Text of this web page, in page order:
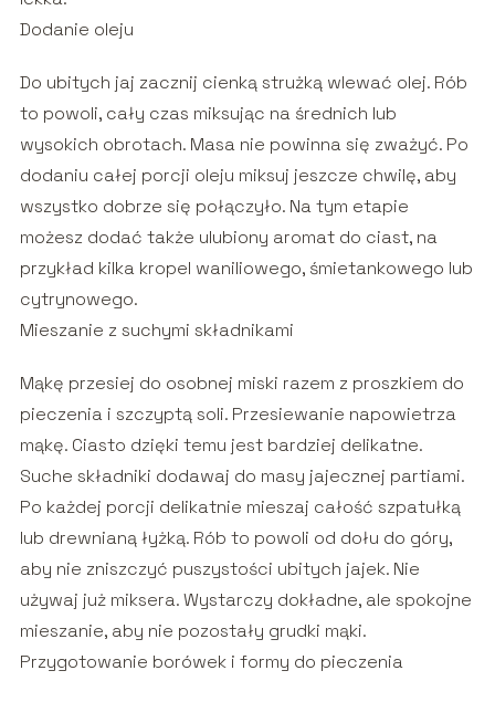
Dodanie oleju
Do ubitych jaj zacznij cienką strużką wlewać olej. Rób
to powoli, cały czas miksując na średnich lub
wysokich obrotach. Masa nie powinna się zważyć. Po
dodaniu całej porcji oleju miksuj jeszcze chwilę, aby
wszystko dobrze się połączyło. Na tym etapie
możesz dodać także ulubiony aromat do ciast, na
przykład kilka kropel waniliowego, śmietankowego lub
cytrynowego.
Mieszanie z suchymi składnikami
Mąkę przesiej do osobnej miski razem z proszkiem do
pieczenia i szczyptą soli. Przesiewanie napowietrza
mąkę. Ciasto dzięki temu jest bardziej delikatne.
Suche składniki dodawaj do masy jajecznej partiami.
Po każdej porcji delikatnie mieszaj całość szpatułką
lub drewnianą łyżką. Rób to powoli od dołu do góry,
aby nie zniszczyć puszystości ubitych jajek. Nie
używaj już miksera. Wystarczy dokładne, ale spokojne
mieszanie, aby nie pozostały grudki mąki.
Przygotowanie borówek i formy do pieczenia